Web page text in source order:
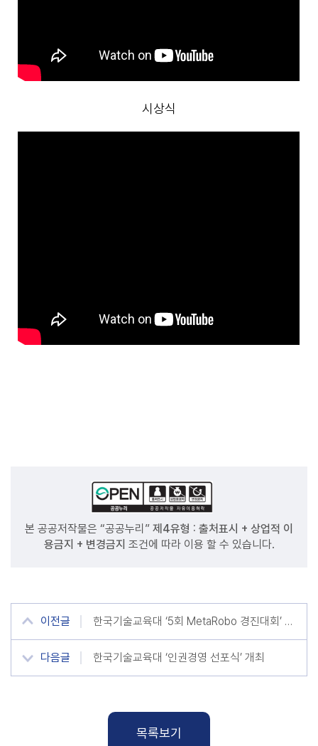
시상식
본 공공저작물은 “공공누리” 제4유형 : 출처표시 + 상업적 이
용금지 + 변경금지 조건에 따라 이용 할 수 있습니다.
이전글 한국기술교육대 ‘5회 MetaRobo 경진대회’ 성료
다음글 한국기술교육대 ‘인권경영 선포식’ 개최
목록보기